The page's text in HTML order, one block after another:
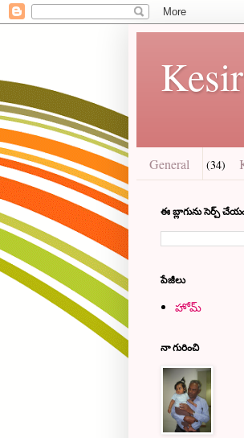
General (34)
ఈ బ్లాగును సెర్చ్
పేజీలు
హోమ్
నా గురించి